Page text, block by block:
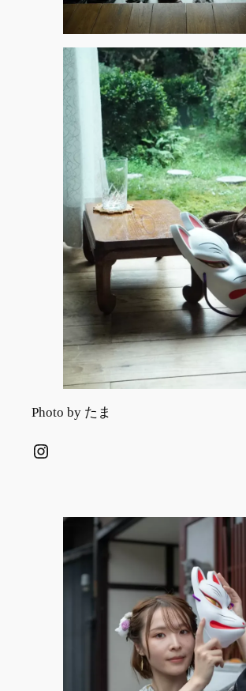
Photo by たま
Instagram